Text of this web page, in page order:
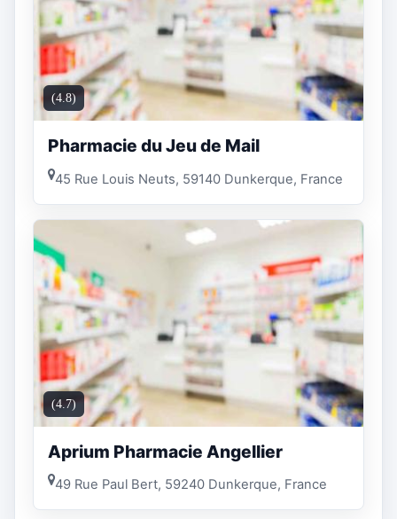
(4.8)
Pharmacie du Jeu de Mail
45 Rue Louis Neuts, 59140 Dunkerque, France
(4.7)
Aprium Pharmacie Angellier
49 Rue Paul Bert, 59240 Dunkerque, France